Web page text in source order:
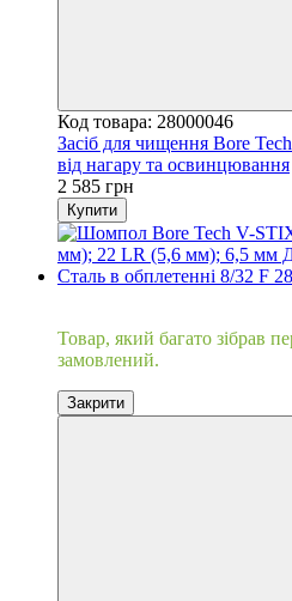
Код товара: 28000046
Засіб для чищення Bore
від нагару та освинцювання
2 585 грн
Купити
Товар, який багато зібрав
замовлений.
Закрити